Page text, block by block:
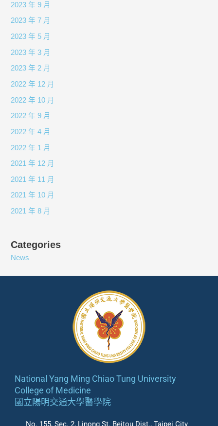
2023 年 9 月
2023 年 7 月
2023 年 5 月
2023 年 3 月
2023 年 2 月
2022 年 12 月
2022 年 10 月
2022 年 9 月
2022 年 4 月
2022 年 1 月
2021 年 12 月
2021 年 11 月
2021 年 10 月
2021 年 8 月
Categories
News
National Yang Ming Chiao Tung University
College of Medicine
國立陽明交通大學醫學院
No. 155, Sec. 2, Linong St. Beitou Dist., Taipei City